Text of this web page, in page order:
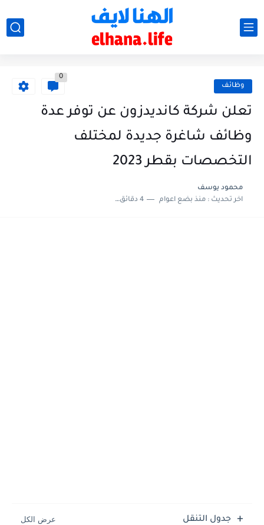
وظائف
0
تعلن شركة كانديدزون عن توفر عدة
وظائف شاغرة جديدة لمختلف
التخصصات بقطر 2023
محمود يوسف
اخر تحديث :منذ بضع اعوام 4 دقائق للقراءة
جدول التنقل